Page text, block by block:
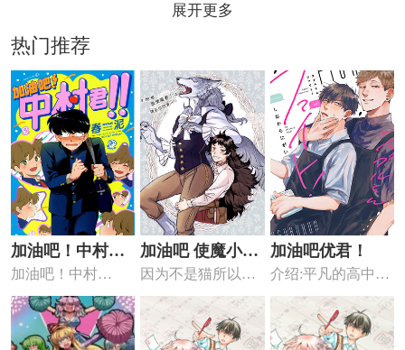
展开更多
热门推荐
加油吧！中村
君！！
加油吧！中村
君！！ 详细介绍 加
油吧！中...
加油吧 使魔小
狼！
因为不是猫所以就
被丢弃了的小狼，
被森林中...
加油吧优君！
介绍:平凡的高中
生・优，像往常一
样回家却...